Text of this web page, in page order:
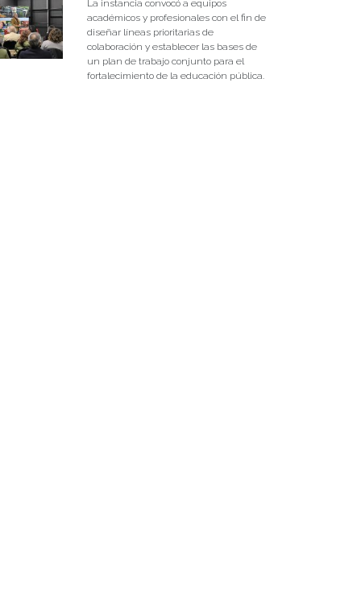
La instancia convocó a equipos
académicos y profesionales con el fin de
diseñar líneas prioritarias de
colaboración y establecer las bases de
un plan de trabajo conjunto para el
fortalecimiento de la educación pública.